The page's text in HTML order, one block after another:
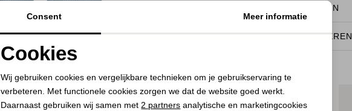
KENMERKEN
RETOURNEREN
Analytische cookies Marketing cookies
Consent Meer informatie
Cookies
Wij gebruiken cookies en vergelijkbare technieken om je gebruikservaring te
verbeteren. Met functionele cookies zorgen we dat de website goed werkt.
Daarnaast gebruiken wij samen met 2 partners analytische en marketingcookies